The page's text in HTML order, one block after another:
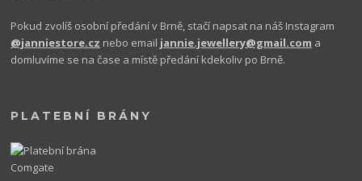
Pokud zvolíš osobní předání v Brně, stačí napsat na náš Instagram
@janniestore.cz nebo email jannie.jewellery@gmail.com a
domluvíme se na čase a místě předání kdekoliv po Brně.
PLATEBNÍ BRÁNY